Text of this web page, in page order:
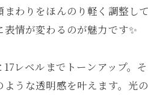
わりをほんのり軽く調整し
情が変わるのが魅力です✨
レベルまでトーンアップ。
うな透明感を叶えます。光